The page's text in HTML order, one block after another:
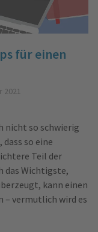
für einen
2021
nicht so schwierig
so eine
Teil der
das Wichtigste,
kann einen
– vermutlich wird es